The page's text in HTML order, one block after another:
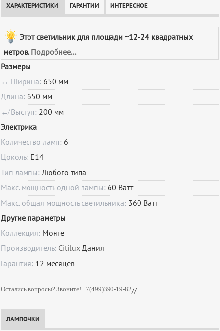
ХАРАКТЕРИСТИКИ ГАРАНТИИ ИНТЕРЕСНОЕ
Этот светильник для площади ~12-24 квадратных
метров. Подробнее...
Размеры
↔ Ширина: 650 мм
Длина: 650 мм
↚ Выступ: 200 мм
Электрика
Количество ламп: 6
Цоколь: E14
Тип лампы:Любого типа
Макс. мощность одной лампы: 60 Ватт
Макс. общая мощность светильника: 360 Ватт
Другие параметры
Коллекция: Монте
Производитель: Citilux Дания
Гарантия: 12 месяцев
Остались вопросы? Звоните! +7(499)390-19-82//
ЛАМПОЧКИ